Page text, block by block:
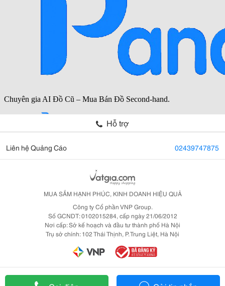
Hỗ trợ
Liên hệ Quảng Cáo 02439747875
MUA SẮM HẠNH PHÚC, KINH DOANH HIỆU QUẢ
Công ty Cổ phần VNP Group.
Số GCNDT: 0102015284, cấp ngày 21/06/2012
Nơi cấp: Sở kế hoạch và đầu tư thành phố Hà Nội
Trụ sở chính: 102 Thái Thịnh, P. Trung Liệt, Hà Nội